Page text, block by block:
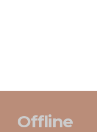
Offline